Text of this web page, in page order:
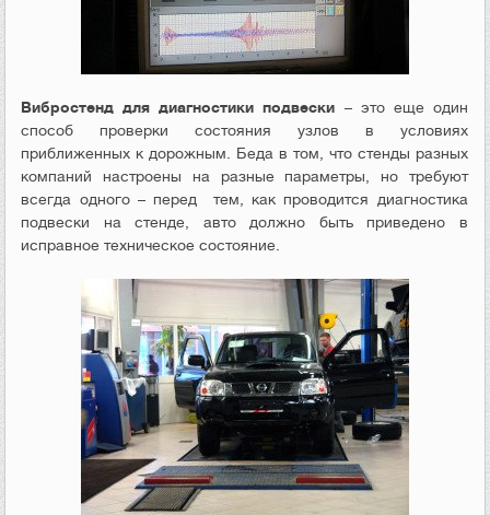
Вибростенд для диагностики подвески – это еще один
способ проверки состояния узлов в условиях
приближенных к дорожным. Беда в том, что стенды разных
компаний настроены на разные параметры, но требуют
всегда одного – перед тем, как проводится диагностика
подвески на стенде, авто должно быть приведено в
исправное техническое состояние.